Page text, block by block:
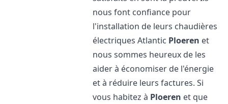
nous font confiance pour
l'installation de leurs chaudières
électriques Atlantic Ploeren et
nous sommes heureux de les
aider à économiser de l'énergie
et à réduire leurs factures. Si
vous habitez à Ploeren et que